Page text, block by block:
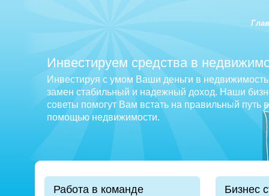
Инвестируем средства в
Инвестируя с умом Ваши деньги в
замен стабильный и надежный доход. Наши
советы помогут Вам встать на правильный путь
помощью недвижимости.
Работа в команде Бизнес